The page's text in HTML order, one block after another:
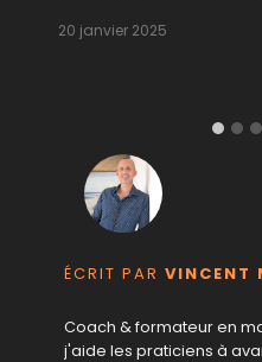
20 janvier 2025
ÉCRIT PAR VINCENT
Coach & formateur en
j'aide les praticiens à